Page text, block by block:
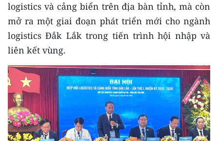
TIN ĐỊA PHƯƠNG
Trung du và miền núi phía Bắc
Đồng bằng sông Hồng
Bắc Trung Bộ
Duyên hải Nam Trung Bộ và Tây
Nguyên
Đông Nam Bộ
logistics và cảng biển trên địa bàn tỉnh, mà còn
mở ra một giai đoạn phát triển mới cho ngành
logistics Đắk Lắk trong tiến trình hội nhập và
liên kết vùng.